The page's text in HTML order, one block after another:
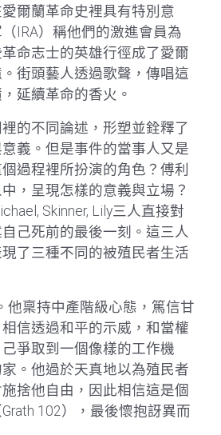
愛爾蘭革命史裡具有特別意
IRA）稱他們的激進會員為
革命志士的英雄行徑成了愛爾
街頭藝人透過歌聲，傳唱這
延續革命的香火。
的不同論述，形塑並銓釋了
義。但是事件的當事人又是
過程裡所扮演的角色？傅利
，呈現怎樣的意義與立場？
Skinner, Lily三人直接對
己死前的最後一刻。這三人
了三種不同的被殖民者生活
他稟持中產階級心態，篤信甘
信透過和平的示威，和當權
爭取到一個像樣的工作機
。他過於天真地以為殖民者
捨他自由，因此相信這是個
Grath 102），最後懷抱訝異而